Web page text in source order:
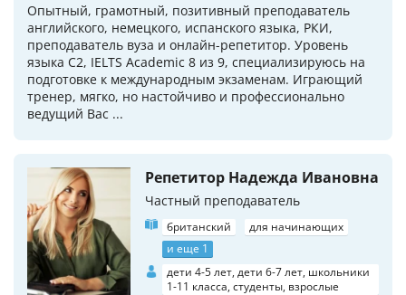
Опытный, грамотный, позитивный преподаватель
английского, немецкого, испанского языка, РКИ,
преподаватель вуза и онлайн-репетитор. Уровень
языка C2, IELTS Academic 8 из 9, специализируюсь на
подготовке к международным экзаменам. Играющий
тренер, мягко, но настойчиво и профессионально
ведущий Вас ...
Репетитор Надежда Ивановна
Частный преподаватель
британский
для начинающих
и еще 1
дети 4-5 лет, дети 6-7 лет, школьники
1-11 класса, студенты, взрослые